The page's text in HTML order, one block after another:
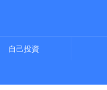
自己投資